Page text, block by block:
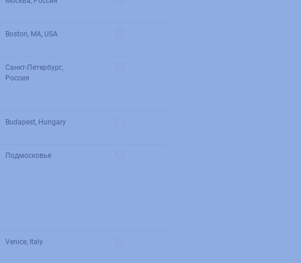
Boston, MA, USA
Санкт-Петербург,
Россия
Budapest, Hungary
Подмосковье
Venice, Italy